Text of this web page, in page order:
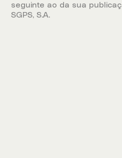
seguinte ao da sua
SGPS, S.A.